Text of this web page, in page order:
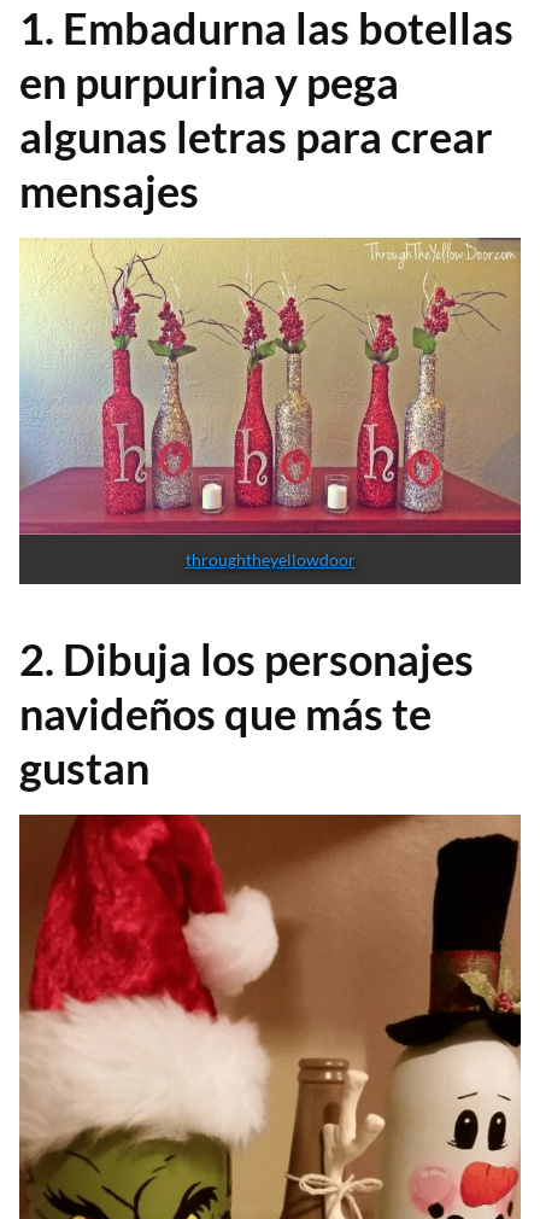
1. Embadurna las botellas
en purpurina y pega
algunas letras para crear
mensajes
throughtheyellowdoor
2. Dibuja los personajes
navideños que más te
gustan